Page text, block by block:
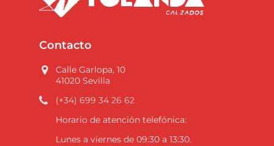
Contacto
Calle Garlopa, 10
41020 Sevilla
(+34) 699 34 26 62
Horario de atención telefónica:
Lunes a viernes de 09:30 a 13:30.